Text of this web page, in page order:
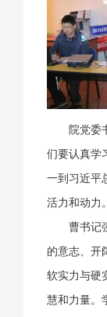
院党委
们要认真学
一到习近平
活力和动力。
曹书记
的意志、开
软实力与硬
慧和力量。